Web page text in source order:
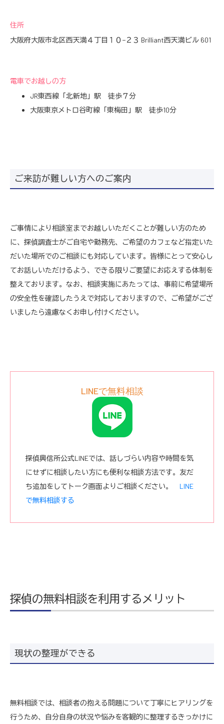
住所
大阪府大阪市北区西天満４丁目１０−２３ Brilliant西天満ビル 601
電車でお越しの方
JR東西線「北新地」駅 徒歩７分
大阪東京メトロ谷町線「東梅田」駅 徒歩10分
ご来訪が難しい方へのご案内
ご事情により相談室までお越しいただくことが難しい方のため
に、探偵調査士がご自宅や勤務先、ご希望のカフェなど指定いた
だいた場所でのご相談にも対応しています。皆様にとって安心し
てお話しいただけるよう、できる限りご要望にお応えする体制を
整えております。なお、相談実施にあたっては、事前に希望場所
の安全性を確認したうえで対応しておりますので、ご希望がござ
いましたら遠慮なくお申し付けください。
LINEで無料相談
探偵興信所公式LINEでは、話しづらい内容や時間を気
にせずに相談したい方にも便利な相談方法です。友だ
ち追加をしてトーク画面よりご相談ください。 LINE
で無料相談する
探偵の無料相談を利用するメリット
現状の整理ができる
無料相談では、相談者の抱える問題について丁寧にヒアリングを
行うため、自分自身の状況や悩みを客観的に整理するきっかけに